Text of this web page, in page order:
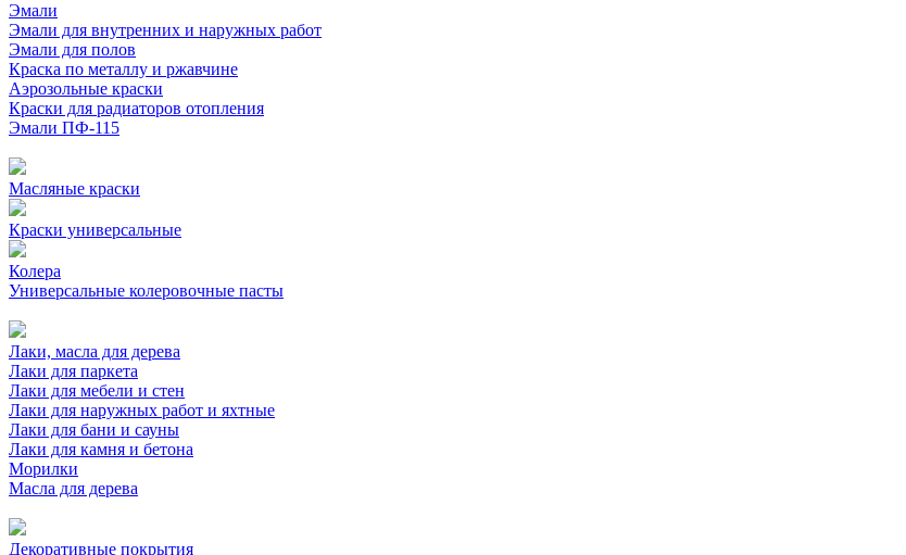
Эмали
Эмали для внутренних и наружных работ
Эмали для полов
Краска по металлу и ржавчине
Аэрозольные краски
Краски для радиаторов отопления
Эмали ПФ-115
Масляные краски
Краски универсальные
Колера
Универсальные колеровочные пасты
Лаки, масла для дерева
Лаки для паркета
Лаки для мебели и стен
Лаки для наружных работ и яхтные
Лаки для бани и сауны
Лаки для камня и бетона
Морилки
Масла для дерева
Декоративные покрытия